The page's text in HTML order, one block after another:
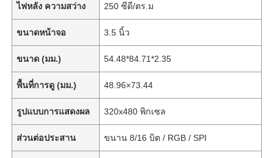
ไฟหลัง ความสว่าง 250 ซีดี/ตร.ม
ขนาดหน้าจอ 3.5 นิ้ว
ขนาด (มม.) 54.48*84.71*2.35
พื้นที่การดู (มม.) 48.96×73.44
รูปแบบการแสดงผล 320x480 พิกเซล
ส่วนต่อประสาน ขนาน 8/16 บิต / RGB / SPI